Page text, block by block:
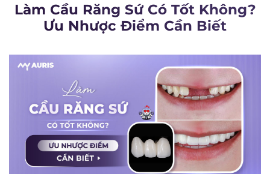
Làm Cầu Răng Sứ Có Tốt Không?
Ưu Nhược Điểm Cần Biết